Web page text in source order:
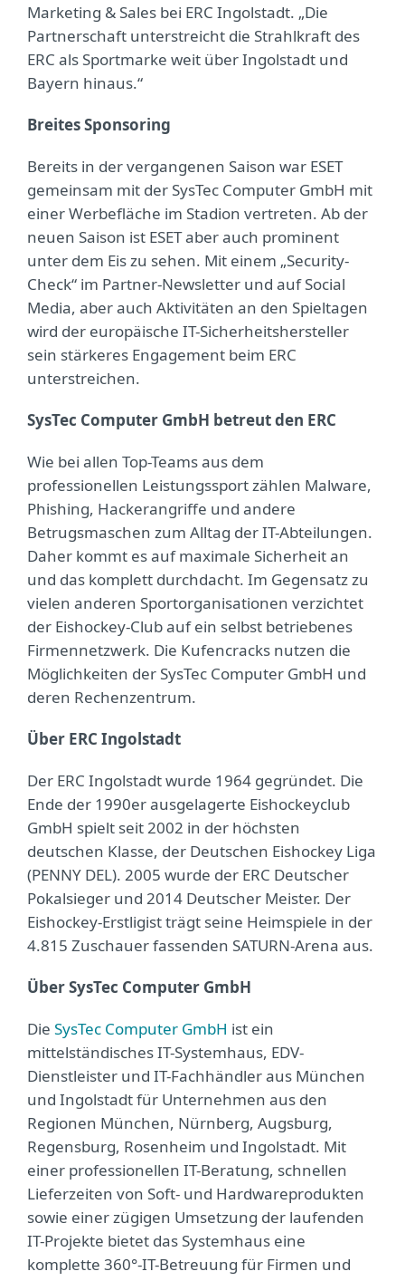
Marketing & Sales bei ERC Ingolstadt. „Die
Partnerschaft unterstreicht die Strahlkraft des
ERC als Sportmarke weit über Ingolstadt und
Bayern hinaus.“
Breites Sponsoring
Bereits in der vergangenen Saison war ESET
gemeinsam mit der SysTec Computer GmbH mit
einer Werbefläche im Stadion vertreten. Ab der
neuen Saison ist ESET aber auch prominent
unter dem Eis zu sehen. Mit einem „Security-
Check“ im Partner-Newsletter und auf Social
Media, aber auch Aktivitäten an den Spieltagen
wird der europäische IT-Sicherheitshersteller
sein stärkeres Engagement beim ERC
unterstreichen.
SysTec Computer GmbH betreut den ERC
Wie bei allen Top-Teams aus dem
professionellen Leistungssport zählen Malware,
Phishing, Hackerangriffe und andere
Betrugsmaschen zum Alltag der IT-Abteilungen.
Daher kommt es auf maximale Sicherheit an
und das komplett durchdacht. Im Gegensatz zu
vielen anderen Sportorganisationen verzichtet
der Eishockey-Club auf ein selbst betriebenes
Firmennetzwerk. Die Kufencracks nutzen die
Möglichkeiten der SysTec Computer GmbH und
deren Rechenzentrum.
Über ERC Ingolstadt
Der ERC Ingolstadt wurde 1964 gegründet. Die
Ende der 1990er ausgelagerte Eishockeyclub
GmbH spielt seit 2002 in der höchsten
deutschen Klasse, der Deutschen Eishockey Liga
(PENNY DEL). 2005 wurde der ERC Deutscher
Pokalsieger und 2014 Deutscher Meister. Der
Eishockey-Erstligist trägt seine Heimspiele in der
4.815 Zuschauer fassenden SATURN-Arena aus.
Über SysTec Computer GmbH
Die SysTec Computer GmbH ist ein
mittelständisches IT-Systemhaus, EDV-
Dienstleister und IT-Fachhändler aus München
und Ingolstadt für Unternehmen aus den
Regionen München, Nürnberg, Augsburg,
Regensburg, Rosenheim und Ingolstadt. Mit
einer professionellen IT-Beratung, schnellen
Lieferzeiten von Soft- und Hardwareprodukten
sowie einer zügigen Umsetzung der laufenden
IT-Projekte bietet das Systemhaus eine
komplette 360°-IT-Betreuung für Firmen und